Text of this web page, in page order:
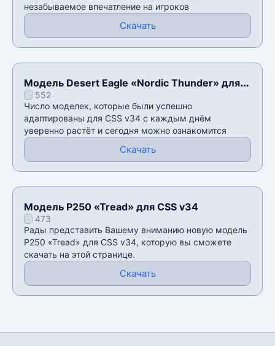
незабываемое впечатление на игроков
Скачать
Модель Desert Eagle «Nordic Thunder» для
CSS v34
552
Число моделек, которые были успешно
адаптированы для CSS v34 с каждым днём
уверенно растёт и сегодня можно ознакомится
Скачать
Модель P250 «Tread» для CSS v34
473
Рады представить Вашему вниманию новую модель
P250 «Tread» для CSS v34, которую вы сможете
скачать на этой странице.
Скачать